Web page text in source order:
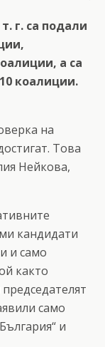
г. са подали
а са
коалиции.
на
Това
Нейкова,
кандидати
и само
както
само
и